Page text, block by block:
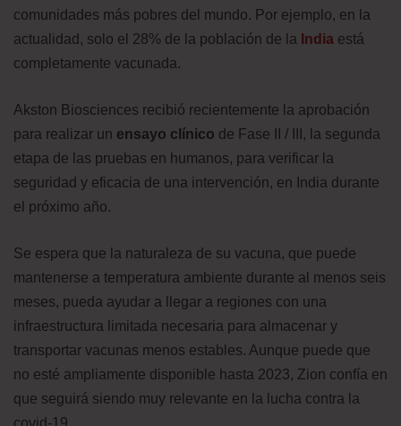
comunidades más pobres del mundo. Por ejemplo, en la
actualidad, solo el 28% de la población de la India está
completamente vacunada.
Akston Biosciences recibió recientemente la aprobación
para realizar un ensayo clínico de Fase II / III, la segunda
etapa de las pruebas en humanos, para verificar la
seguridad y eficacia de una intervención, en India durante
el próximo año.
Se espera que la naturaleza de su vacuna, que puede
mantenerse a temperatura ambiente durante al menos seis
meses, pueda ayudar a llegar a regiones con una
infraestructura limitada necesaria para almacenar y
transportar vacunas menos estables. Aunque puede que
no esté ampliamente disponible hasta 2023, Zion confía en
que seguirá siendo muy relevante en la lucha contra la